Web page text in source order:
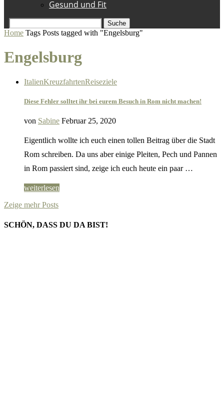
Gesund und Fit
Suche
Home Tags Posts tagged with "Engelsburg"
Engelsburg
ItalienKreuzfahrtenReiseziele
Diese Fehler solltet ihr bei eurem Besuch in Rom nicht machen!
von Sabine Februar 25, 2020
Eigentlich wollte ich euch einen tollen Beitrag über die Stadt
Rom schreiben. Da uns aber einige Pleiten, Pech und Pannen
in Rom passiert sind, zeige ich euch heute ein paar …
weiterlesen
Zeige mehr Posts
SCHÖN, DASS DU DA BIST!